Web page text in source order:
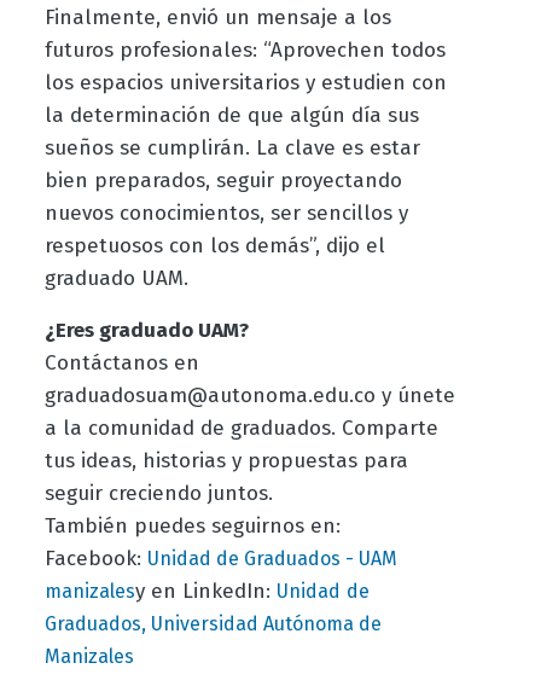
Finalmente, envió un mensaje a los
futuros profesionales: “Aprovechen todos
los espacios universitarios y estudien con
la determinación de que algún día sus
sueños se cumplirán. La clave es estar
bien preparados, seguir proyectando
nuevos conocimientos, ser sencillos y
respetuosos con los demás”, dijo el
graduado UAM.
¿Eres graduado UAM?
Contáctanos en
graduadosuam@autonoma.edu.co y únete
a la comunidad de graduados. Comparte
tus ideas, historias y propuestas para
seguir creciendo juntos.
También puedes seguirnos en:
Facebook: Unidad de Graduados - UAM
manizalesy en LinkedIn: Unidad de
Graduados, Universidad Autónoma de
Manizales